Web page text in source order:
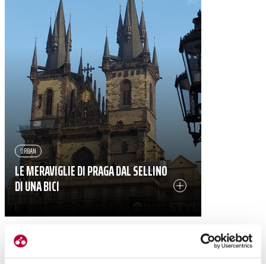
LE MERAVIGLIE DI PRAGA DAL SELLINO
DI UNA BICI
URBAN